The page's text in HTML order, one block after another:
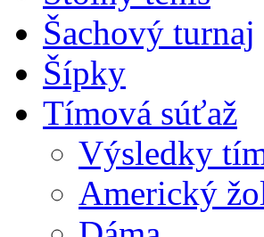
Šachový turnaj
Šípky
Tímová súťaž
Výsledky
Americký